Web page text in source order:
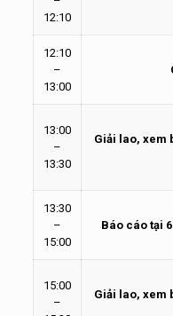
12:10
12:10
–
13:00
13:00
–
13:30
Giải lao, xem
13:30
–
15:00
Báo cáo tại
15:00
–
Giải lao, xem